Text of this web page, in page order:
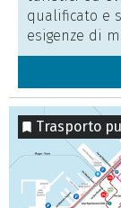
qualificato e
esigenze di
Trasporto